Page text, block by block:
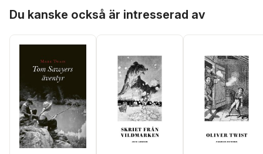
Du kanske också är intresserad av